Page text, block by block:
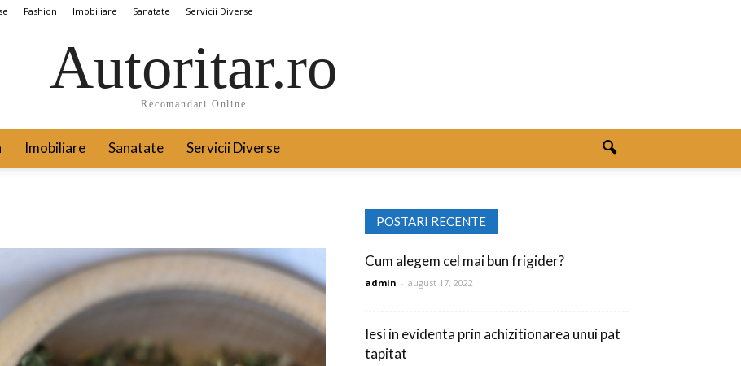
Fashion Imobiliare Sanatate Servicii Diverse
Autoritar.ro
Recomandari Online
Imobiliare Sanatate Servicii Diverse
POSTARI RECENTE
Cum alegem cel mai bun frigider?
admin - august 17, 2022
Iesi in evidenta prin achizitionarea unui pat
tapitat